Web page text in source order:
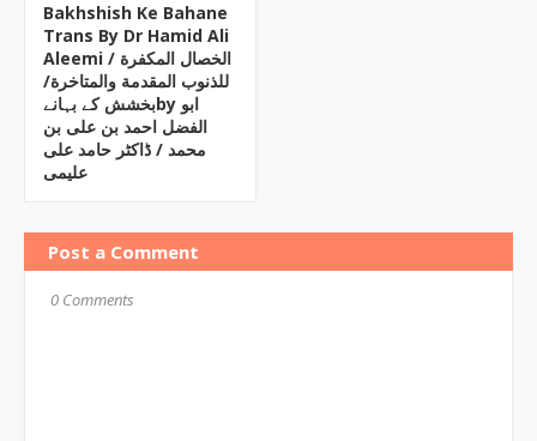
Bakhshish Ke Bahane
Trans By Dr Hamid Ali
Aleemi / الخصال المکفرة
للذنوب المقدمة والمتاخرة/
بخشش کے بہانےby ابو
الفضل احمد بن علی بن
محمد / ڈاکٹر حامد علی
علیمی
Post a Comment
0 Comments